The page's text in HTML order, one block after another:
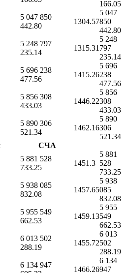
166.05
5 047 850
442.80
1304.57
5 047
850
442.80
5 248 797
235.14
1315.31
5 248
797
235.14
5 696 238
477.56
1415.26
5 696
238
477.56
5 856 308
433.03
1446.22
5 856
308
433.03
5 890 306
521.34
1462.16
5 890
306
521.34
СЧА
5 881 528
733.25
1451.3
5 881
528
733.25
5 938 085
832.08
1457.65
5 938
085
832.08
5 955 549
662.53
1459.13
5 955
549
662.53
6 013 502
288.19
1455.72
6 013
502
288.19
6 134 947
1466.26
6 134
947